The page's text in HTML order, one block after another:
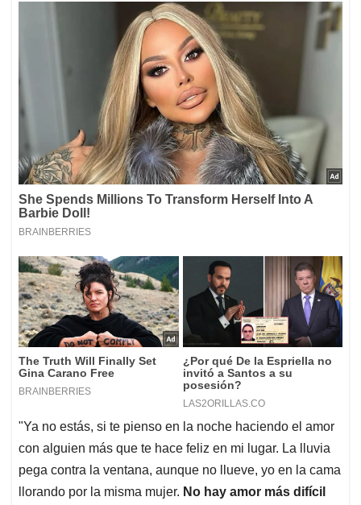
"Ya no estás, si te pienso en la noche haciendo el amor
con alguien más que te hace feliz en mi lugar. La lluvia
pega contra la ventana, aunque no llueve, yo en la cama
llorando por la misma mujer. No hay amor más difícil